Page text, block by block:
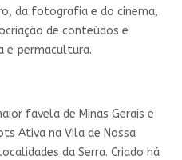
da fotografia e do cinema,
de conteúdos e
e permacultura.
favela de Minas Gerais e
Ativa na Vila de Nossa
da Serra. Criado há